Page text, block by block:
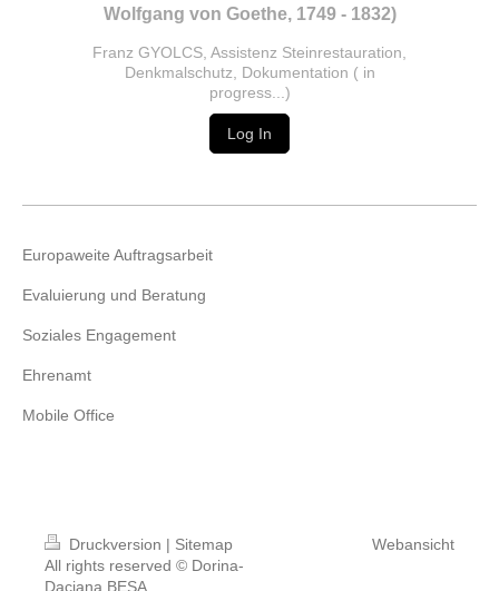
Wolfgang von Goethe, 1749 - 1832)
Franz GYOLCS, Assistenz Steinrestauration,
Denkmalschutz, Dokumentation ( in
progress...)
Log In
Europaweite Auftragsarbeit
Evaluierung und Beratung
Soziales Engagement
Ehrenamt
Mobile Office
Druckversion | Sitemap
All rights reserved © Dorina-
Daciana BESA
Webansicht